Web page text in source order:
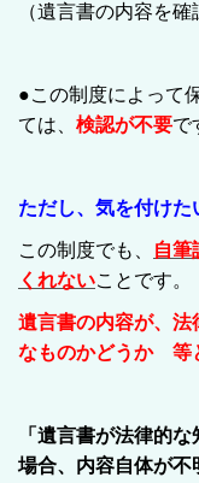
（遺言書の内容を
●この制度によって
ては、 検認が不要で
ただし、気を付けた
この制度でも、
自筆
くれないことです。
遺言書の内容が、法
なものかどうか 等
「遺言書が法律的
場合、内容自体が不